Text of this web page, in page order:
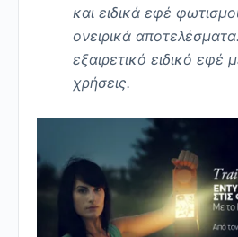
και ειδικά εφέ
ονειρικά
εξαιρετικό ειδικό εφέ
χρήσεις.